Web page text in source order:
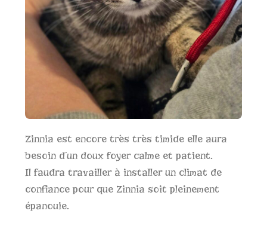
Zinnia est encore très très timide elle aura
besoin d’un doux foyer calme et patient.
Il faudra travailler à installer un climat de
confiance pour que Zinnia soit pleinement
épanouie.